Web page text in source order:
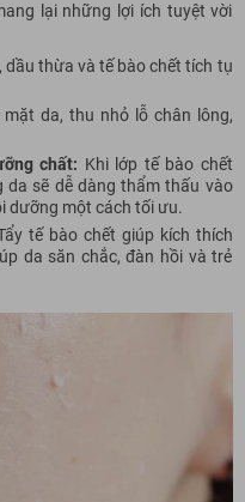
lại những lợi ích tuyệt vời
dầu thừa và tế bào chết tích tụ
mặt da, thu nhỏ lỗ chân lông,
chất: Khi lớp tế bào chết
da sẽ dễ dàng thẩm thấu vào
dưỡng một cách tối ưu.
tế bào chết giúp kích thích
da săn chắc, đàn hồi và trẻ